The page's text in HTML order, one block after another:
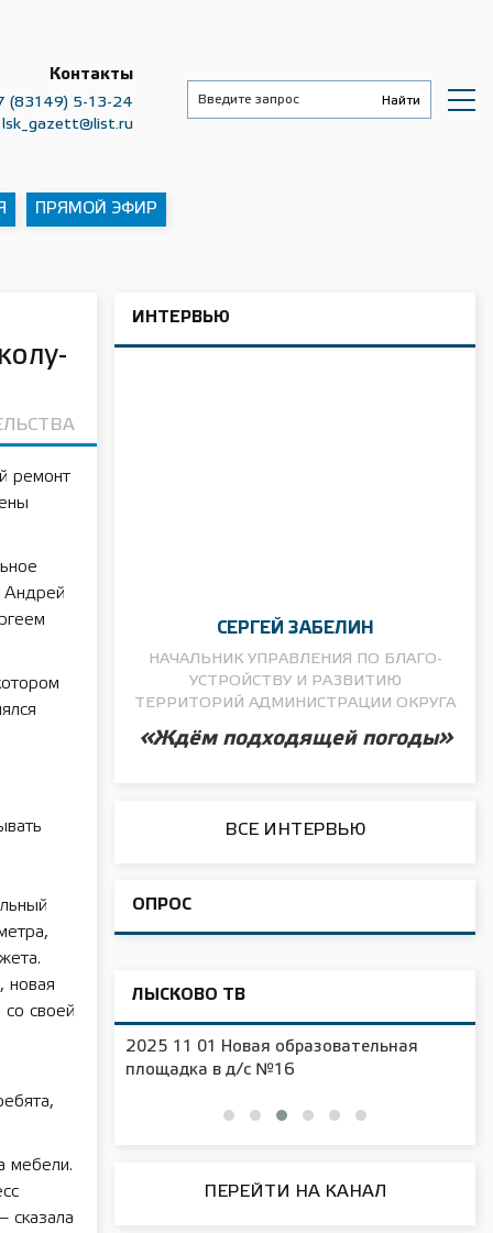
Контакты
(83149) 5-13-24
lsk_gazett@list.ru
ПРЯМОЙ ЭФИР
ремонт
Андрей
новая
со своей
мебели.
сказала
ИНТЕРВЬЮ
СЕРГЕЙ ЗАБЕЛИН
НАЧАЛЬНИК УПРАВЛЕНИЯ ПО БЛАГО­
УСТРОЙСТВУ И РАЗВИТИЮ
ТЕРРИТОРИЙ АДМИНИСТРАЦИИ ОКРУГА
«Ждём подходящей погоды»
ВСЕ ИНТЕРВЬЮ
ОПРОС
ЛЫСКОВО ТВ
2025 11 01 Новая образовательная
площадка в д/с №16
ПЕРЕЙТИ НА КАНАЛ